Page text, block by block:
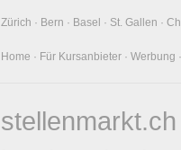
Zürich · Bern · Basel · St. Gallen ·
Home · Für Kursanbieter · Werbung
stellenmarkt.ch